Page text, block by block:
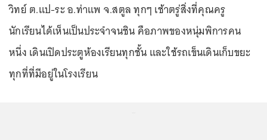
วิทย์ ต.แป-ระ อ.ท่าแพ จ.สตูล ทุกๆ เช้าตรู่สิ่งที่คุณครู
นักเรียนได้เห็นเป็นประจำจนชิน คือภาพของหนุ่มพิการคน
หนึ่ง เดินเปิดประตูห้องเรียนทุกชั้น และใช้รถเข็นเดินเก็บขยะ
ทุกที่ที่มีอยู่ในโรงเรียน